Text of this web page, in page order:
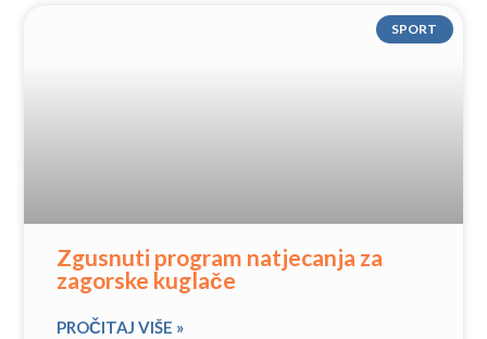
SPORT
Zgusnuti program natjecanja za
zagorske kuglače
PROČITAJ VIŠE »